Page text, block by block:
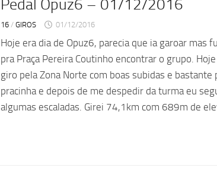
Pedal Opuz6 – 01/12/2016
16 / GIROS 01/12/2016
Hoje era dia de Opuz6, parecia que ia garoar mas
pra Praça Pereira Coutinho encontrar o grupo.
giro pela Zona Norte com boas subidas e
pracinha e depois de me despedir da turma eu
algumas escaladas. Girei 74,1km com 689m de